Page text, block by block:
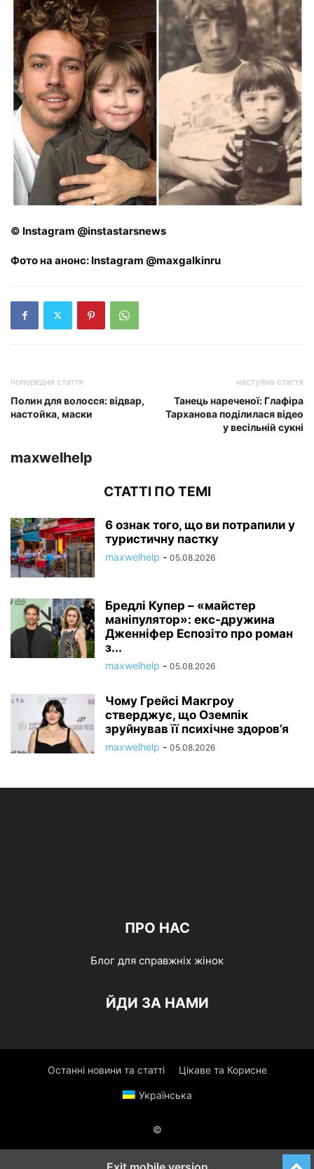
© Instagram @instastarsnews
Фото на анонс: Instagram @maxgalkinru
попередня стаття
Полин для волосся: відвар,
настойка, маски
наступна стаття
Танець нареченої: Глафіра
Тарханова поділилася відео
у весільній сукні
maxwelhelp
СТАТТІ ПО ТЕМІ
6 ознак того, що ви потрапили у
туристичну пастку
maxwelhelp - 05.08.2026
Бредлі Купер – «майстер
маніпулятор»: екс-дружина
Дженніфер Еспозіто про роман
з...
maxwelhelp - 05.08.2026
Чому Грейсі Макгроу
стверджує, що Оземпік
зруйнував її психічне здоров’я
maxwelhelp - 05.08.2026
ПРО НАС
Блог для справжніх жінок
ЙДИ ЗА НАМИ
Останні новини та статті Цікаве та Корисне
Українська
©